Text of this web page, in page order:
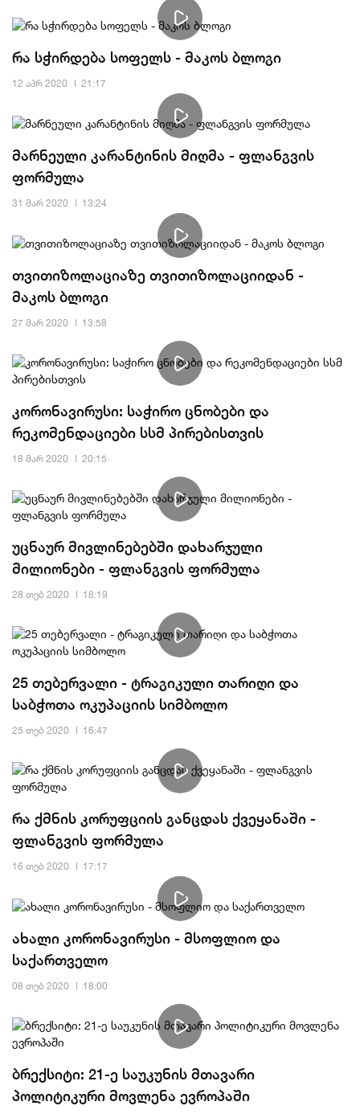
რა სჭირდება სოფელს - მაკოს ბლოგი
12 აპრ 2020 21:17
მარნეული კარანტინის მიღმა - ფლანგვის
ფორმულა
31 მარ 2020 13:24
თვითიზოლაციაზე თვითიზოლაციიდან -
მაკოს ბლოგი
27 მარ 2020 13:58
კორონავირუსი: საჭირო ცნობები და
რეკომენდაციები სსმ პირებისთვის
18 მარ 2020 20:15
უცნაურ მივლინებებში დახარჯული
მილიონები - ფლანგვის ფორმულა
28 თებ 2020 18:19
25 თებერვალი - ტრაგიკული თარიღი და
საბჭოთა ოკუპაციის სიმბოლო
25 თებ 2020 16:47
რა ქმნის კორუფციის განცდას ქვეყანაში -
ფლანგვის ფორმულა
16 თებ 2020 17:17
ახალი კორონავირუსი - მსოფლიო და
საქართველო
08 თებ 2020 18:00
ბრექსიტი: 21-ე საუკუნის მთავარი
პოლიტიკური მოვლენა ევროპაში